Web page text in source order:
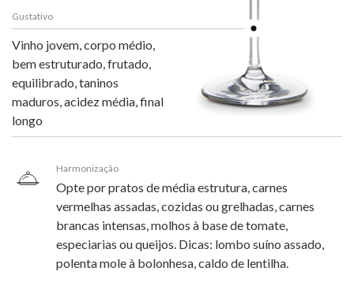
Gustativo
Vinho jovem, corpo médio,
bem estruturado, frutado,
equilibrado, taninos
maduros, acidez média, final
longo
Harmonização
Opte por pratos de média estrutura, carnes
vermelhas assadas, cozidas ou grelhadas, carnes
brancas intensas, molhos à base de tomate,
especiarias ou queijos. Dicas: lombo suíno assado,
polenta mole à bolonhesa, caldo de lentilha.